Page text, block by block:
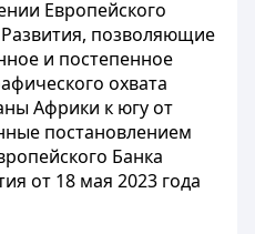
Европейского
позволяющие
и постепенное
охвата
Африки к югу от
постановлением
Банка
от 18 мая 2023 года